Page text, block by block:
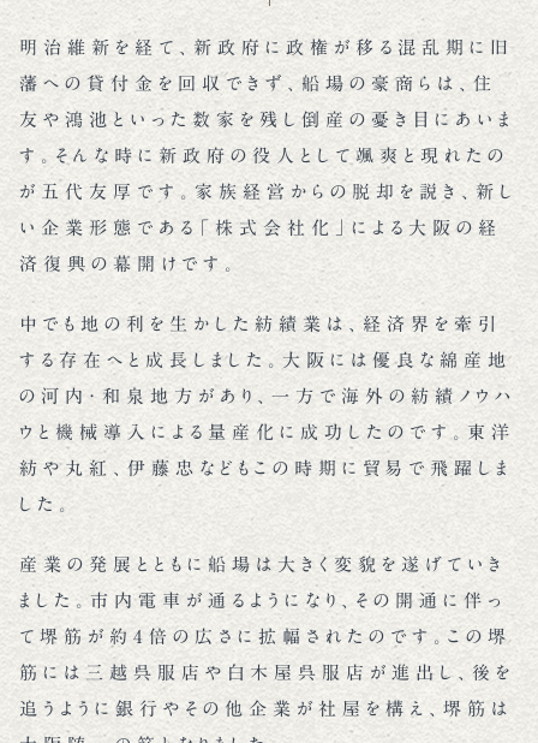
明治維新を経て、新政府に政権が移る混乱期に旧
藩への貸付金を回収できず、船場の豪商らは、住
友や鴻池といった数家を残し倒産の憂き目にあいま
す。そんな時に新政府の役人として颯爽と現れたの
が五代友厚です。家族経営からの脱却を説き、新し
い企業形態である「株式会社化」による大阪の経
済復興の幕開けです。
中でも地の利を生かした紡績業は、経済界を牽引
する存在へと成長しました。大阪には優良な綿産地
の河内・和泉地方があり、一方で海外の紡績ノウハ
ウと機械導入による量産化に成功したのです。東洋
紡や丸紅、伊藤忠などもこの時期に貿易で飛躍しま
した。
産業の発展とともに船場は大きく変貌を遂げていき
ました。市内電車が通るようになり、その開通に伴っ
て堺筋が約4倍の広さに拡幅されたのです。この堺
筋には三越呉服店や白木屋呉服店が進出し、後を
追うように銀行やその他企業が社屋を構え、堺筋は